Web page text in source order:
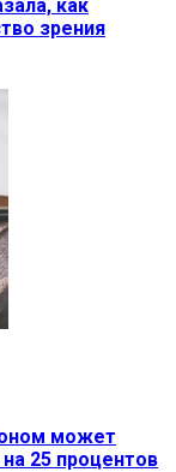
как
зрения
может
25 процентов